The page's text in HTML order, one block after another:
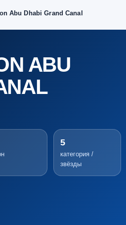
Abu Dhabi Grand Canal
ABU
5
категория /
звёзды